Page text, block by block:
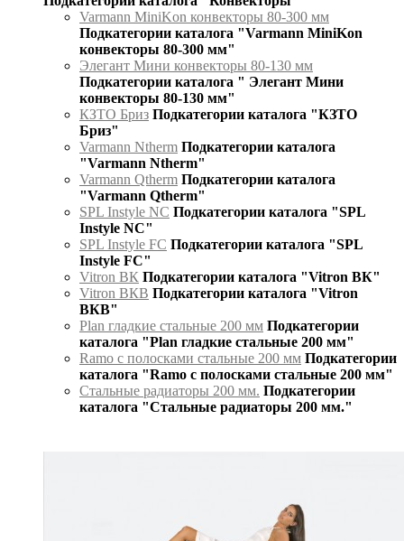
Varmann MiniKon конвекторы 80-300 мм
Подкатегории каталога "Varmann MiniKon
конвекторы 80-300 мм"
Элегант Мини конвекторы 80-130 мм
Подкатегории каталога " Элегант Мини
конвекторы 80-130 мм"
КЗТО Бриз Подкатегории каталога "КЗТО
Бриз"
Varmann Ntherm Подкатегории каталога
"Varmann Ntherm"
Varmann Qtherm Подкатегории каталога
"Varmann Qtherm"
SPL Instyle NC Подкатегории каталога "SPL
Instyle NC"
SPL Instyle FC Подкатегории каталога "SPL
Instyle FC"
Vitron ВК Подкатегории каталога "Vitron ВК"
Vitron ВКВ Подкатегории каталога "Vitron
ВКВ"
Plan гладкие стальные 200 мм Подкатегории
каталога "Plan гладкие стальные 200 мм"
Ramo с полосками стальные 200 мм Подкатегории
каталога "Ramo с полосками стальные 200 мм"
Стальные радиаторы 200 мм. Подкатегории
каталога "Стальные радиаторы 200 мм."